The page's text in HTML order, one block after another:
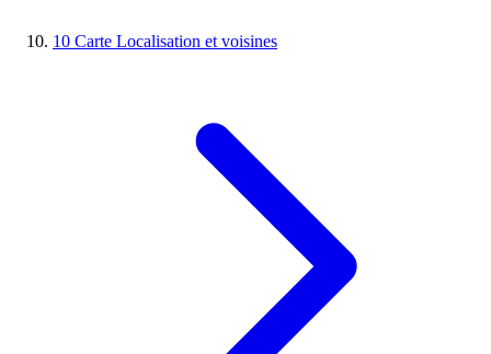
10 Carte Localisation et voisines